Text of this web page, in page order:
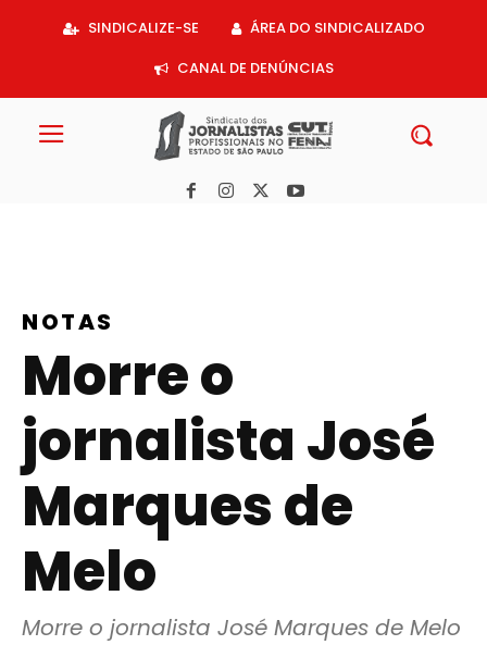
SINDICALIZE-SE
ÁREA DO SINDICALIZADO
CANAL DE DENÚNCIAS
NOTAS
Morre o
jornalista José
Marques de
Melo
Morre o jornalista José Marques de Melo